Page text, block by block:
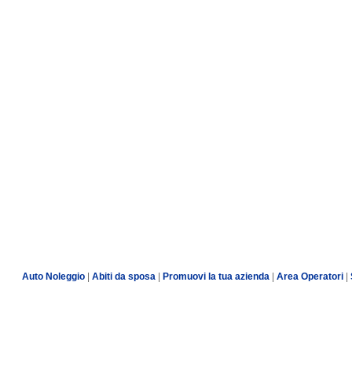
Auto Noleggio Abiti da sposa Promuovi la tua azienda Area Operatori